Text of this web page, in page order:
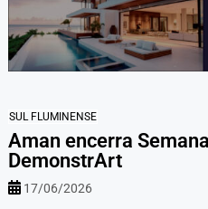
SUL FLUMINENSE
Aman encerra
DemonstrArt
17/06/2026